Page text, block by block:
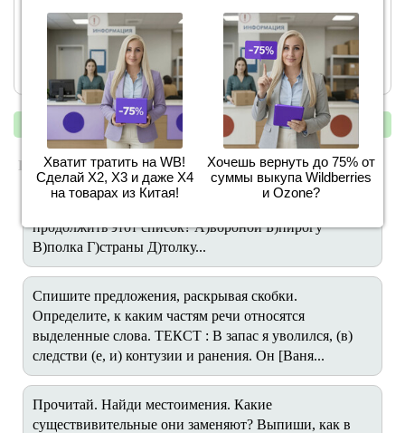
Хватит тратить на WB!
Сделай Х2, Х3 и даже Х4
на товарах из Китая!
Хочешь вернуть до 75% от
суммы выкупа Wildberries
и Ozone?
В скобках вспомогательные слова
« предыдущий следующий »
ПОХОЖИЕ ЗАДАНИЯ:
продолжить этот список? А)вороной Б)пирогу
В)полка Г)страны Д)толку...
Спишите предложения, раскрывая скобки.
Определите, к каким частям речи относятся
выделенные слова. ТЕКСТ : В запас я уволился, (в)
следстви (е, и) контузии и ранения. Он [Ваня...
Прочитай. Найди местоимения. Какие
существивительные они заменяют? Выпиши, как в